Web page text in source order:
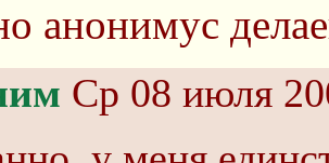
анонимус
Ср 08 июля